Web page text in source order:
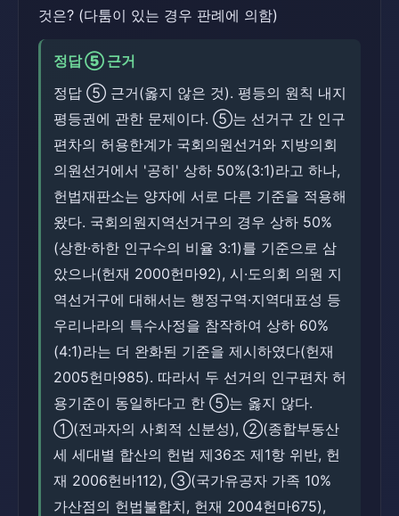
것은? (다툼이 있는 경우 판례에 의함)
정답 ⑤ 근거
정답 ⑤ 근거(옳지 않은 것). 평등의 원칙 내지
평등권에 관한 문제이다. ⑤는 선거구 간 인구
편차의 허용한계가 국회의원선거와 지방의회
의원선거에서 '공히' 상하 50%(3:1)라고 하나,
헌법재판소는 양자에 서로 다른 기준을 적용해
왔다. 국회의원지역선거구의 경우 상하 50%
(상한·하한 인구수의 비율 3:1)를 기준으로 삼
았으나(헌재 2000헌마92), 시·도의회 의원 지
역선거구에 대해서는 행정구역·지역대표성 등
우리나라의 특수사정을 참작하여 상하 60%
(4:1)라는 더 완화된 기준을 제시하였다(헌재
2005헌마985). 따라서 두 선거의 인구편차 허
용기준이 동일하다고 한 ⑤는 옳지 않다.
①(전과자의 사회적 신분성), ②(종합부동산
세 세대별 합산의 헌법 제36조 제1항 위반, 헌
재 2006헌바112), ③(국가유공자 가족 10%
가산점의 헌법불합치, 헌재 2004헌마675),